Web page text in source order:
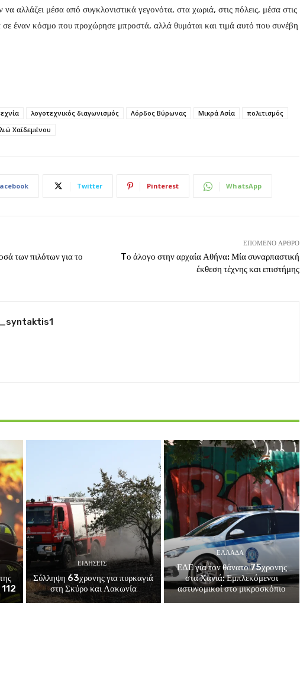
να αλλάζει μέσα από συγκλονιστικά γεγονότα, στα χωριά, στις πόλεις, μέσα στις
σε έναν κόσμο που προχώρησε μπροστά, αλλά θυμάται και τιμά αυτό που συνέβη
λογοτεχνικός διαγωνισμός Λόρδος Βύρωνας Μικρά Ασία
πολιτισμός
Χαϊδεμένου
Twitter Pinterest WhatsApp
των πιλότων για το
ΕΠΌΜΕΝΟ ΆΡΘΡΟ
Tο άλογο στην αρχαία Αθήνα: Μία συναρπαστική
έκθεση τέχνης και επιστήμης
112
ΕΙΔΗΣΕΙΣ
Σύλληψη 63χρονης για πυρκαγιά
στη Σκύρο και Λακωνία
ΕΛΛΑΔΑ
ΕΔΕ για τον θάνατο 75χρονης
στα Χανιά: Εμπλεκόμενοι
αστυνομικοί στο μικροσκόπιο